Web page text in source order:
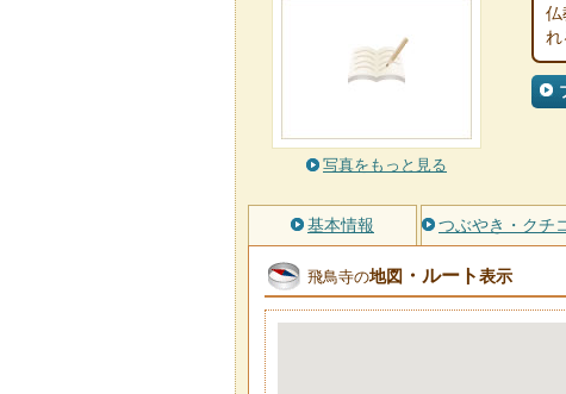
写真をもっと見る
仏
れ
基本情報 つぶやき・クチ
飛鳥寺の地図 ・ルート表示